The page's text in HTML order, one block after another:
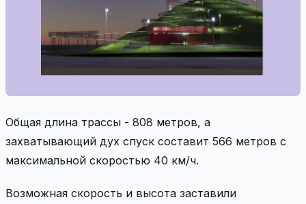
Общая длина трассы - 808 метров, а
захватывающий дух спуск составит 566 метров с
максимальной скоростью 40 км/ч.
Возможная скорость и высота заставили